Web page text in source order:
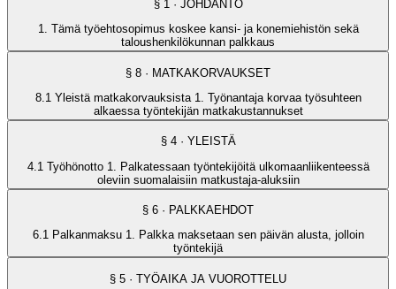
§ 1 · JOHDANTO
1. Tämä työehtosopimus koskee kansi- ja konemiehistön sekä
taloushenkilökunnan palkkaus
§ 8 · MATKAKORVAUKSET
8.1 Yleistä matkakorvauksista 1. Työnantaja korvaa työsuhteen
alkaessa työntekijän matkakustannukset
§ 4· YLEISTÄ
4.1 Työhönotto 1. Palkatessaan työntekijöitä ulkomaanliikenteessä
oleviin suomalaisiin matkustaja-aluksiin
§ 6 · PALKKAEHDOT
6.1 Palkanmaksu 1. Palkka maksetaan sen päivän alusta, jolloin
työntekijä
§ 5 · TYÖAIKA JA VUOROTTELU